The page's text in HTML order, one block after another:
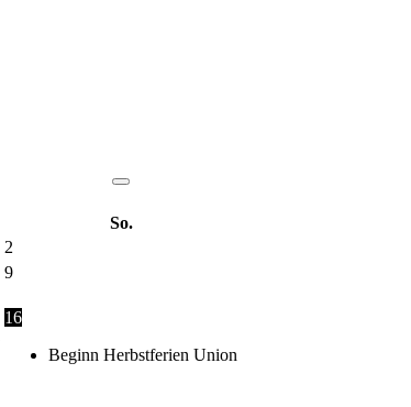
So.
2
9
16
Beginn Herbstferien Union